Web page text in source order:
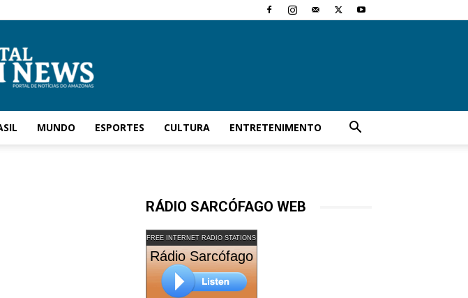
MUNDO ESPORTES CULTURA ENTRETENIMENTO
RÁDIO SARCÓFAGO WEB
FREE INTERNET RADIO STATIONS
Rádio Sarcófago